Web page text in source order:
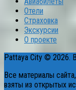
Отели
Страховка
Экскурсии
О проекте
Pattaya City © 2026.
Все материалы
взяты из открытых